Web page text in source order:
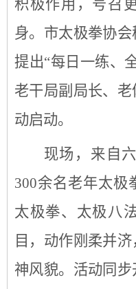
积极作用，号召
身。市太极拳协会
提出“每日一练、
老干局副局长、
动启动。
现场，来自
300余名老年太极
太极拳、太极八
目，动作刚柔并
神风貌。活动同